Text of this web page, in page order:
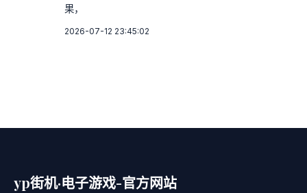
果，
2026-07-12 23:45:02
yp街机·电子游戏-官方网站